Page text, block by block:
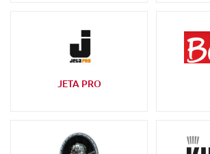
JETA PRO